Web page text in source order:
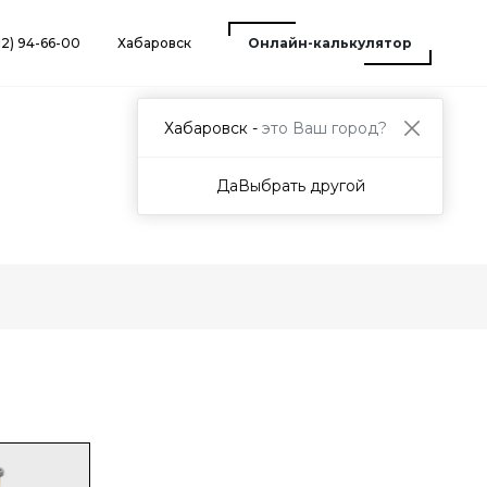
94-66-00 Хабаровск Онлайн-калькулятор
Хабаровск - это Ваш город?
ДаВыбрать другой